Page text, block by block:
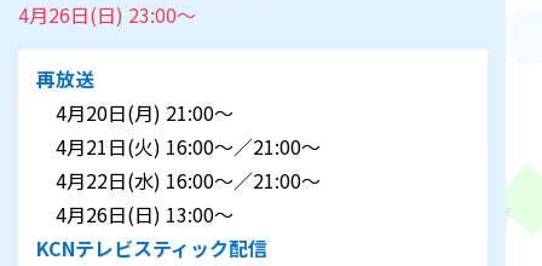
4月26日(日) 23:00～
再放送
4月20日(月) 21:00～
4月21日(火) 16:00～／21:00～
4月22日(水) 16:00～／21:00～
4月26日(日) 13:00～
KCNテレビスティック配信